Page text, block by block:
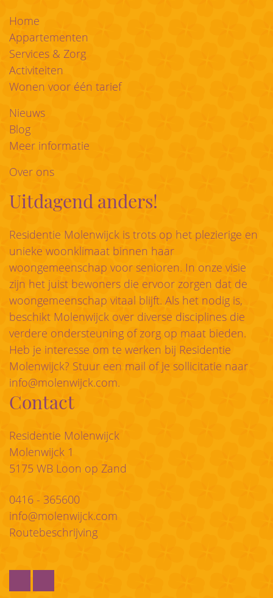
Home
Appartementen
Services & Zorg
Activiteiten
Wonen voor één tarief
Nieuws
Blog
Meer informatie
Over ons
Uitdagend anders!
Residentie Molenwijck is trots op het plezierige en
unieke woonklimaat binnen haar
woongemeenschap voor senioren. In onze visie
zijn het juist bewoners die ervoor zorgen dat de
woongemeenschap vitaal blijft. Als het nodig is,
beschikt Molenwijck over diverse disciplines die
verdere ondersteuning of zorg op maat bieden.
Heb je interesse om te werken bij Residentie
Molenwijck? Stuur een mail of je sollicitatie naar
info@molenwijck.com.
Contact
Residentie Molenwijck
Molenwijck 1
5175 WB Loon op Zand
0416 - 365600
info@molenwijck.com
Routebeschrijving